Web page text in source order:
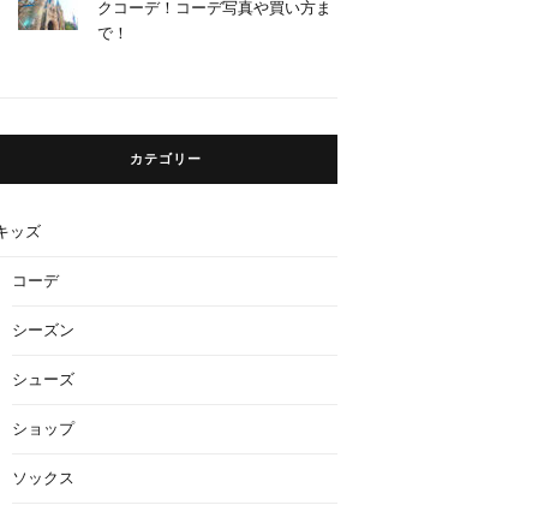
クコーデ！コーデ写真や買い方ま
で！
カテゴリー
ッズ
コーデ
シーズン
シューズ
ショップ
ソックス